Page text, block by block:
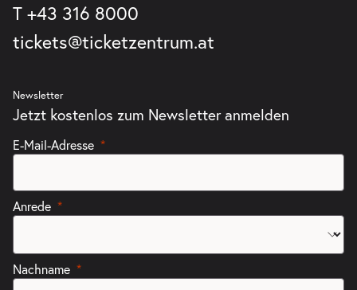
T +43 316 8000
tickets@ticketzentrum.at
Newsletter
Jetzt kostenlos zum Newsletter anmelden
E-Mail-Adresse
Anrede
Nachname